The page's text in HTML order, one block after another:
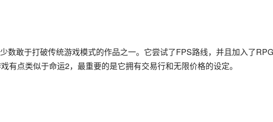
数敢于打破传统游戏模式的作品之一。它尝试了FPS路线，并且加入了RPG
有点类似于命运2，最重要的是它拥有交易行和无限价格的设定。